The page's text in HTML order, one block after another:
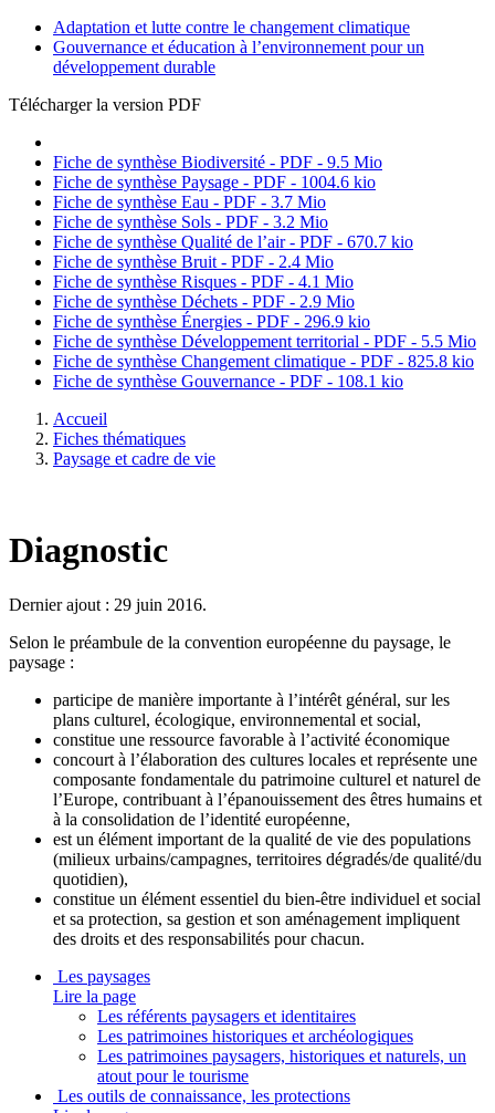
Adaptation et lutte contre le changement climatique
Gouvernance et éducation à l’environnement pour un
développement durable
Télécharger la version PDF
Fiche de synthèse Biodiversité - PDF - 9.5 Mio
Fiche de synthèse Paysage - PDF - 1004.6 kio
Fiche de synthèse Eau - PDF - 3.7 Mio
Fiche de synthèse Sols - PDF - 3.2 Mio
Fiche de synthèse Qualité de l’air - PDF - 670.7 kio
Fiche de synthèse Bruit - PDF - 2.4 Mio
Fiche de synthèse Risques - PDF - 4.1 Mio
Fiche de synthèse Déchets - PDF - 2.9 Mio
Fiche de synthèse Énergies - PDF - 296.9 kio
Fiche de synthèse Développement territorial - PDF - 5.5 Mio
Fiche de synthèse Changement climatique - PDF - 825.8 kio
Fiche de synthèse Gouvernance - PDF - 108.1 kio
Accueil
Fiches thématiques
Paysage et cadre de vie
Diagnostic
Dernier ajout : 29 juin 2016.
Selon le préambule de la convention européenne du paysage, le
paysage :
participe de manière importante à l’intérêt général, sur les
plans culturel, écologique, environnemental et social,
constitue une ressource favorable à l’activité économique
concourt à l’élaboration des cultures locales et représente une
composante fondamentale du patrimoine culturel et naturel de
l’Europe, contribuant à l’épanouissement des êtres humains et
à la consolidation de l’identité européenne,
est un élément important de la qualité de vie des populations
(milieux urbains/campagnes, territoires dégradés/de qualité/du
quotidien),
constitue un élément essentiel du bien-être individuel et social
et sa protection, sa gestion et son aménagement impliquent
des droits et des responsabilités pour chacun.
Les paysages
Lire la page
Les référents paysagers et identitaires
Les patrimoines historiques et archéologiques
Les patrimoines paysagers, historiques et naturels, un
atout pour le tourisme
Les outils de connaissance, les protections